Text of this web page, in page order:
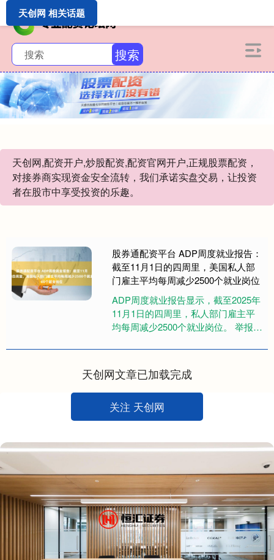
搜索
天创网,配资开户,炒股配资,配资官网开户,正规股票配资，
对接券商实现资金安全流转，我们承诺实盘交易，让投资
者在股市中享受投资的乐趣。
天创网 相关话题
股券通配资平台 ADP周度就业报告：
截至11月1日的四周里，美国私人部
门雇主平均每周减少2500个就业岗位
ADP周度就业报告显示，截至2025年
11月1日的四周里，私人部门雇主平
均每周减少2500个就业岗位。 举报
容为第一财经原创，....
天创网文章已加载完成
关注 天创网